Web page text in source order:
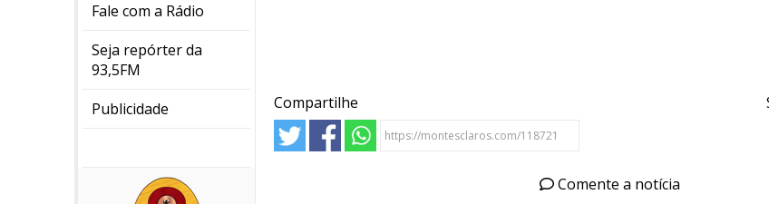
Fale com a Rádio
Seja repórter da
93,5FM
Publicidade
Compartilhe
Comente a notícia